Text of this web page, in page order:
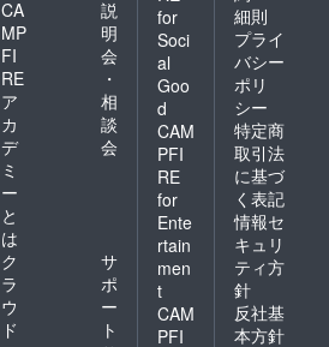
CA
MP
FI
RE
ア
カ
デ
ミ
ー
と
は
説
明
会
・
相
談
会
ク
ラ
ウ
ド
サ
ポ
ー
ト
for
Soci
al
Goo
d
CAM
PFI
RE
for
Ente
rtain
men
t
CAM
PFI
細則
プライ
バシー
ポリ
シー
特定商
取引法
に基づ
く表記
情報セ
キュリ
ティ方
針
反社基
本方針